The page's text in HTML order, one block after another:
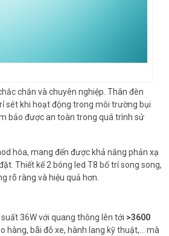
chắn và chuyên nghiệp. Thân đèn
sét khi hoạt động trong môi trường bụi
bảo được an toàn trong quá trình sử
hóa, mang đến được khả năng phản xạ
Thiết kế 2 bóng led T8 bố trí song song,
rõ ràng và hiệu quả hơn.
36W với quang thông lên tới >3600
hàng, bãi đỗ xe, hành lang kỹ thuật,… mà